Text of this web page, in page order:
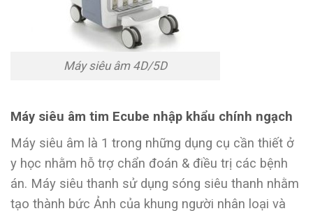
Máy siêu âm 4D/5D
Máy siêu âm tim Ecube nhập khẩu chính ngạch
Máy siêu âm là 1 trong những dụng cụ cần thiết ở
y học nhằm hỗ trợ chẩn đoán & điều trị các bệnh
án. Máy siêu thanh sử dụng sóng siêu thanh nhằm
tạo thành bức Ảnh của khung người nhân loại và